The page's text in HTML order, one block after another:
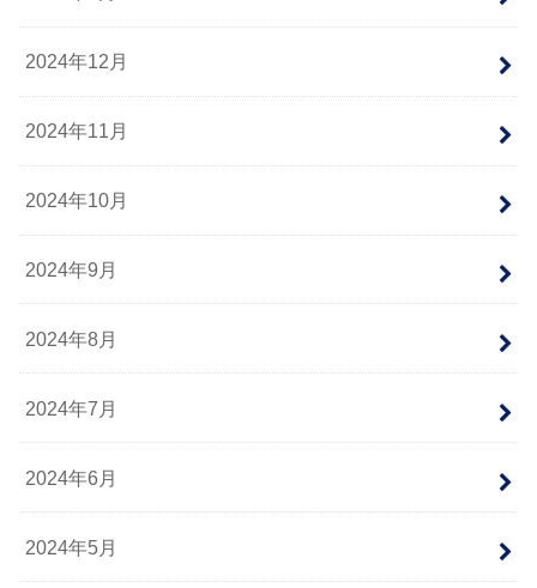
2024年12月
2024年11月
2024年10月
2024年9月
2024年8月
2024年7月
2024年6月
2024年5月